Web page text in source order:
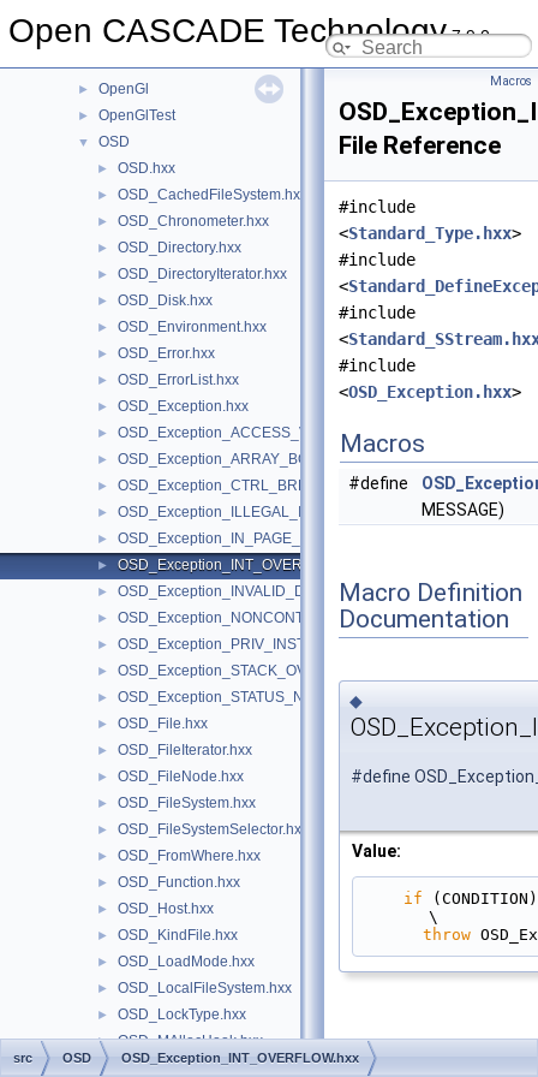
Open CASCADE Technology7.9.0
NCollection
► OpenGl
► OpenGlTest
▼ OSD
► OSD.hxx
► OSD_CachedFileSystem.hxx
► OSD_Chronometer.hxx
► OSD_Directory.hxx
► OSD_DirectoryIterator.hxx
► OSD_Disk.hxx
► OSD_Environment.hxx
► OSD_Error.hxx
► OSD_ErrorList.hxx
► OSD_Exception.hxx
► OSD_Exception_ACCESS_VIOLATION.hxx
► OSD_Exception_ARRAY_BOUNDS_EXCEEDED.hxx
► OSD_Exception_CTRL_BREAK.hxx
► OSD_Exception_ILLEGAL_INSTRUCTION.hxx
► OSD_Exception_IN_PAGE_ERROR.hxx
► OSD_Exception_INT_OVERFLOW.hxx
► OSD_Exception_INVALID_DISPOSITION.hxx
► OSD_Exception_NONCONTINUABLE_EXCEPTION.hxx
► OSD_Exception_PRIV_INSTRUCTION.hxx
► OSD_Exception_STACK_OVERFLOW.hxx
► OSD_Exception_STATUS_NO_MEMORY.hxx
► OSD_File.hxx
► OSD_FileIterator.hxx
► OSD_FileNode.hxx
► OSD_FileSystem.hxx
► OSD_FileSystemSelector.hxx
► OSD_FromWhere.hxx
► OSD_Function.hxx
► OSD_Host.hxx
► OSD_KindFile.hxx
► OSD_LoadMode.hxx
► OSD_LocalFileSystem.hxx
► OSD_LockType.hxx
► OSD_MAllocHook.hxx
► OSD_MemInfo.hxx
Macros
File Reference
#include
<Standard_Type.hxx>
#include
<
#include
<
#include
<OSD_Exception.hxx>
Macros
#define
MESSAGE)
Macro Definition
Documentation
◆
#define
Value:
if (CONDITION)
\
throw
src OSD OSD_Exception_INT_OVERFLOW.hxx